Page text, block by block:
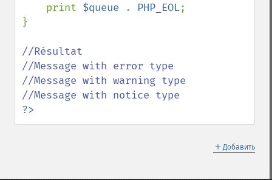
    print
$queue . PHP_EOL;
}
//Résultat
//Message with error type
//Message with warning type
?>
＋ Добавить